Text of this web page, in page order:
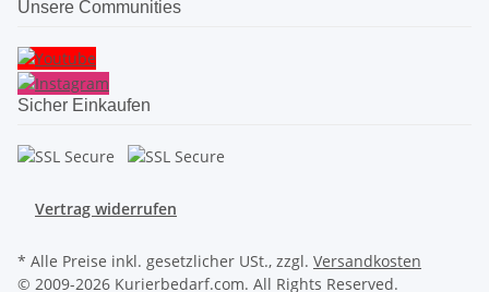
Unsere Communities
Sicher Einkaufen
Vertrag widerrufen
* Alle Preise inkl. gesetzlicher USt., zzgl. Versandkosten
© 2009-2026 Kurierbedarf.com. All Rights Reserved.